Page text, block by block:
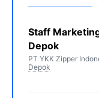
Staff
Depok
PT YKK Zipper
Depok